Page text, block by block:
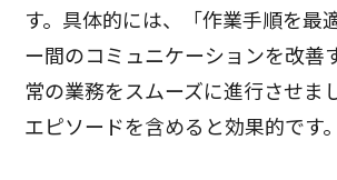
す。具体的には、「作業手順を最
ー間のコミュニケーションを改善
常の業務をスムーズに進行させま
エピソードを含めると効果的です。